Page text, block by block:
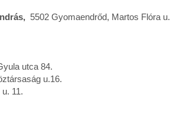
5502 Gyomaendrőd, Martos Flóra u.
utca 84.
u.16.
11.